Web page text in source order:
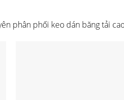
phân phối keo dán băng tải